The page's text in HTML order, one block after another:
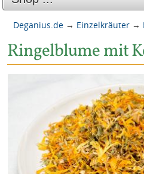
Deganius.de → Einzelkräuter →
Ringelblume mit